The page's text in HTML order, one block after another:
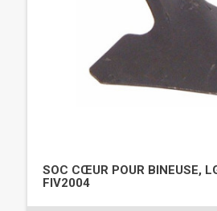
SOC CŒUR POUR BINEUSE,
FIV2004